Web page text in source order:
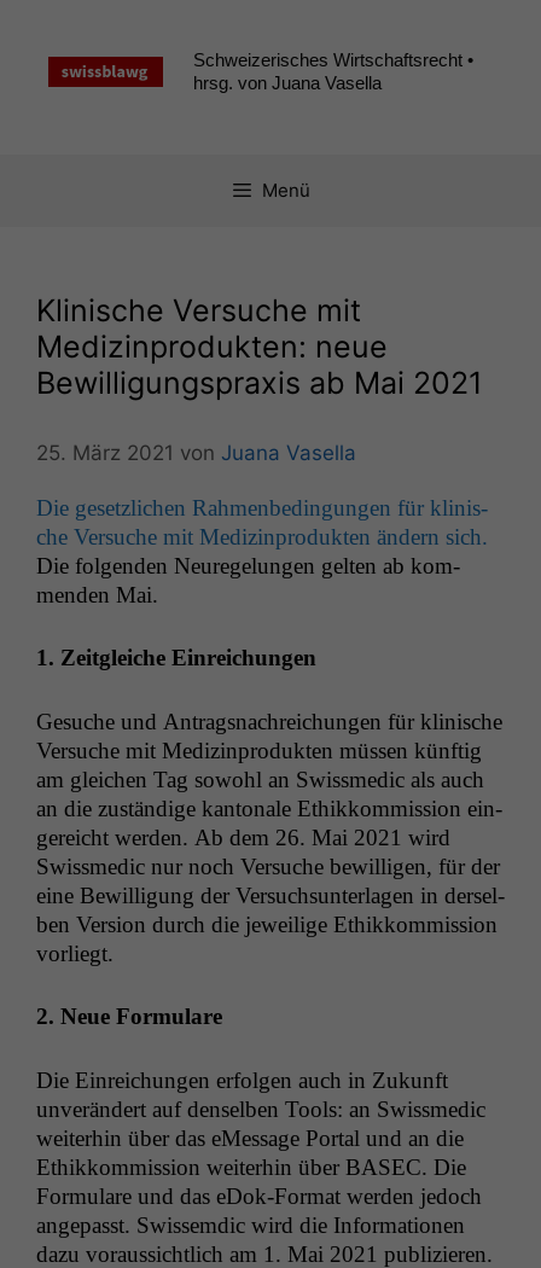
springen
Schweizerisches Wirtschaftsrecht •
hrsg. von Juana Vasella
Menü
Klinische Versuche mit
Medizinprodukten: neue
Bewilligungspraxis ab Mai 2021
25. März 2021 von Juana Vasella
Die geset­zlichen Rah­menbe­din­gun­gen für klin­is­
che Ver­suche mit Medi­z­in­pro­duk­ten ändern sich.
Die fol­gen­den Neuregelun­gen gel­ten ab kom­
menden Mai.
1. Zeit­gle­iche Einreichungen
Gesuche und Antragsnachre­ichun­gen für klin­is­che
Ver­suche mit Medi­z­in­pro­duk­ten müssen kün­ftig
am gle­ichen Tag sowohl an Swissmedic als auch
an die zuständi­ge kan­tonale Ethikkom­mis­sion ein­
gere­icht wer­den. Ab dem 26. Mai 2021 wird
Swissmedic nur noch Ver­suche bewil­li­gen, für der
eine Bewil­li­gung der Ver­such­sun­ter­la­gen in der­sel­
ben Ver­sion durch die jew­eilige Ethikkom­mis­sion
vorliegt.
2. Neue Formulare
Die Ein­re­ichun­gen erfol­gen auch in Zukun­ft
unverän­dert auf densel­ben Tools: an Swissmedic
weit­er­hin über das eMes­sage Por­tal und an die
Ethikkom­mis­sion weit­er­hin über BASEC. Die
For­mu­la­re und das eDok-For­mat wer­den jedoch
angepasst. Swis­semdic wird die Infor­ma­tio­nen
dazu voraus­sichtlich am 1. Mai 2021 publizieren.